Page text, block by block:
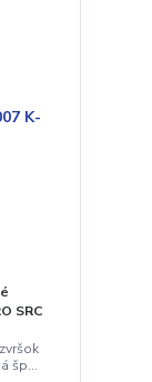
SRC
šp...